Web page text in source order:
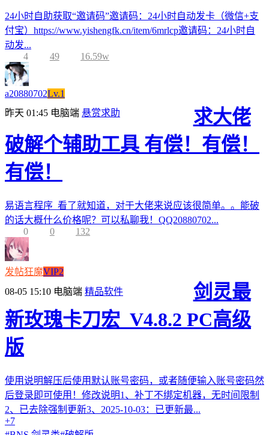
24小时自助获取“邀请码”邀请码：24小时自动发卡（微信+支
付宝）https://www.yishengfk.cn/item/6mrlcp邀请码：24小时自
动发...
4
49 16.59w
a20880702Lv.1
昨天 01:45 电脑端 悬赏求助
求大佬
破解个辅助工具 有偿！有偿！
有偿！
易语言程序 看了就知道，对于大佬来说应该很简单。。能破
的话大概什么价格呢？可以私聊我！QQ20880702...
0
0 132
发帖狂魔VIP2
08-05 15:10 电脑端 精品软件
剑灵最
新玫瑰卡刀宏_V4.8.2 PC高级
版
使用说明解压后使用默认账号密码，或者随便输入账号密码然
后登录即可使用！修改说明1、补丁不绑定机器，无时间限制
2、已去除强制更新3、2025-10-03：已更新最...
+7